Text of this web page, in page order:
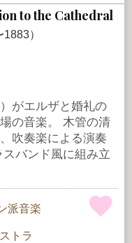
to the Cathedral
）
がエルザと婚礼の
の音楽。 木管の清
吹奏楽による演奏
バンド風に組み立
派音楽
トラ